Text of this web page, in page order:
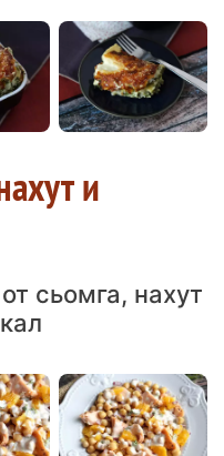
и
сьомга, нахут